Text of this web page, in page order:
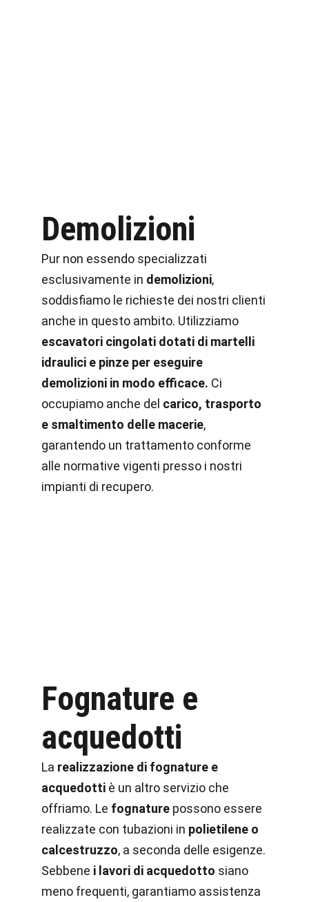
Demolizioni
Pur non essendo specializzati
esclusivamente in demolizioni,
soddisfiamo le richieste dei nostri clienti
anche in questo ambito. Utilizziamo
escavatori cingolati dotati di martelli
idraulici e pinze per eseguire
demolizioni in modo efficace. Ci
occupiamo anche del carico, trasporto
e smaltimento delle macerie,
garantendo un trattamento conforme
alle normative vigenti presso i nostri
impianti di recupero.
Fognature e
acquedotti
La realizzazione di fognature e
acquedotti è un altro servizio che
offriamo. Le fognature possono essere
realizzate con tubazioni in polietilene o
calcestruzzo, a seconda delle esigenze.
Sebbene i lavori di acquedotto siano
meno frequenti, garantiamo assistenza